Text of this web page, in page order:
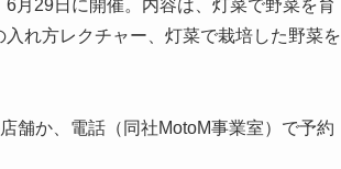
月29日に開催。内容は、灯菜で野菜を育
れ方レクチャー、灯菜で栽培した野菜を
舗か、電話（同社MotoM事業室）で予約